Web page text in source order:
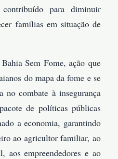
para diminuir
famílias em situação de
Sem Fome, ação que
do mapa da fome e se
no combate à insegurança
de políticas públicas
a economia, garantindo
ao agricultor familiar, ao
aos empreendedores e ao